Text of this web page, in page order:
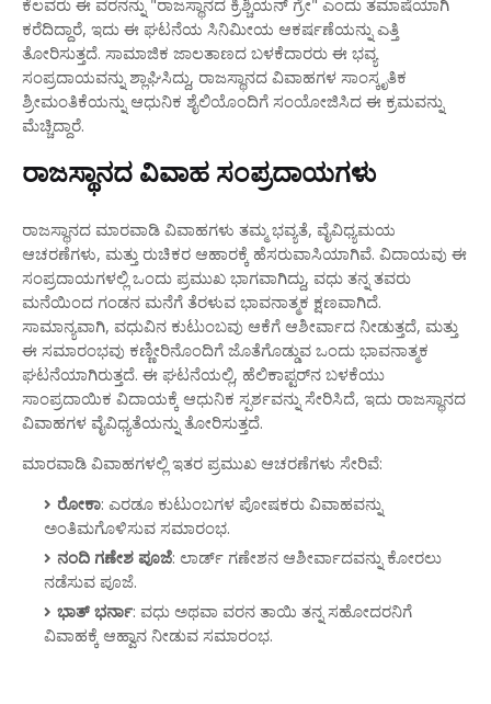
ಕರೆದಿದ್ದಾರೆ, ಇದು ಈ ಘಟನೆಯ ಸಿನಿಮೀಯ ಆಕರ್ಷಣೆಯನ್ನು ಎತ್ತಿ
ತೋರಿಸುತ್ತದೆ. ಸಾಮಾಜಿಕ ಜಾಲತಾಣದ ಬಳಕೆದಾರರು ಈ ಭವ್ಯ
ಸಂಪ್ರದಾಯವನ್ನು ಶ್ಲಾಘಿಸಿದ್ದು, ರಾಜಸ್ಥಾನದ ವಿವಾಹಗಳ ಸಾಂಸ್ಕೃತಿಕ
ಶ್ರೀಮಂತಿಕೆಯನ್ನು ಆಧುನಿಕ ಶೈಲಿಯೊಂದಿಗೆ ಸಂಯೋಜಿಸಿದ ಈ ಕ್ರಮವನ್ನು
ಮೆಚ್ಚಿದ್ದಾರೆ.
ರಾಜಸ್ಥಾನದ ವಿವಾಹ ಸಂಪ್ರದಾಯಗಳು
ರಾಜಸ್ಥಾನದ ಮಾರವಾಡಿ ವಿವಾಹಗಳು ತಮ್ಮ ಭವ್ಯತೆ, ವೈವಿಧ್ಯಮಯ
ಆಚರಣೆಗಳು, ಮತ್ತು ರುಚಿಕರ ಆಹಾರಕ್ಕೆ ಹೆಸರುವಾಸಿಯಾಗಿವೆ. ವಿದಾಯವು ಈ
ಸಂಪ್ರದಾಯಗಳಲ್ಲಿ ಒಂದು ಪ್ರಮುಖ ಭಾಗವಾಗಿದ್ದು, ವಧು ತನ್ನ ತವರು
ಮನೆಯಿಂದ ಗಂಡನ ಮನೆಗೆ ತೆರಳುವ ಭಾವನಾತ್ಮಕ ಕ್ಷಣವಾಗಿದೆ.
ಸಾಮಾನ್ಯವಾಗಿ, ವಧುವಿನ ಕುಟುಂಬವು ಆಕೆಗೆ ಆಶೀರ್ವಾದ ನೀಡುತ್ತದೆ, ಮತ್ತು
ಈ ಸಮಾರಂಭವು ಕಣ್ಣೀರಿನೊಂದಿಗೆ ಜೊತೆಗೊಡ್ಡುವ ಒಂದು ಭಾವನಾತ್ಮಕ
ಘಟನೆಯಾಗಿರುತ್ತದೆ. ಈ ಘಟನೆಯಲ್ಲಿ, ಹೆಲಿಕಾಪ್ಟರ್‌ನ ಬಳಕೆಯು
ಸಾಂಪ್ರದಾಯಿಕ ವಿದಾಯಕ್ಕೆ ಆಧುನಿಕ ಸ್ಪರ್ಶವನ್ನು ಸೇರಿಸಿದೆ, ಇದು ರಾಜಸ್ಥಾನದ
ವಿವಾಹಗಳ ವೈವಿಧ್ಯತೆಯನ್ನು ತೋರಿಸುತ್ತದೆ.
ಮಾರವಾಡಿ ವಿವಾಹಗಳಲ್ಲಿ ಇತರ ಪ್ರಮುಖ ಆಚರಣೆಗಳು ಸೇರಿವೆ:
ರೋಕಾ: ಎರಡೂ ಕುಟುಂಬಗಳ ಪೋಷಕರು ವಿವಾಹವನ್ನು
ಅಂತಿಮಗೊಳಿಸುವ ಸಮಾರಂಭ.
ನಂದಿ ಗಣೇಶ ಪೂಜೆ: ಲಾರ್ಡ್ ಗಣೇಶನ ಆಶೀರ್ವಾದವನ್ನು ಕೋರಲು
ನಡೆಸುವ ಪೂಜೆ.
ಭಾತ್ ಭರ್ನಾ: ವಧು ಅಥವಾ ವರನ ತಾಯಿ ತನ್ನ ಸಹೋದರನಿಗೆ
ವಿವಾಹಕ್ಕೆ ಆಹ್ವಾನ ನೀಡುವ ಸಮಾರಂಭ.